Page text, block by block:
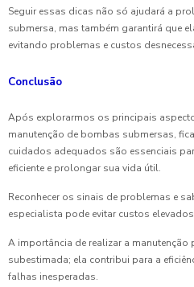
Seguir essas dicas não só ajudará a
submersa, mas também garantirá que
evitando problemas e custos
Conclusão
Após explorarmos os principais
manutenção de bombas submersas,
cuidados adequados são essenciais
eficiente e prolongar sua vida útil.
Reconhecer os sinais de problemas e
especialista pode evitar custos
A importância de realizar a manutenção
subestimada; ela contribui para a
falhas inesperadas.